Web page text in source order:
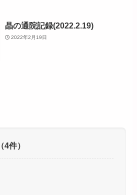
晶の通院記録(2022.2.19)
2022年2月19日
（4件）